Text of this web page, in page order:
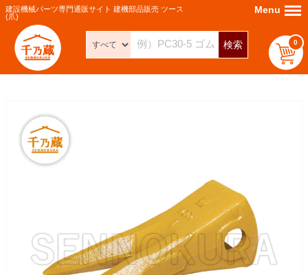
建設機械パーツ専門通販サイト 建機部品販売 ツース
(爪)
検索 0
Menu Menu